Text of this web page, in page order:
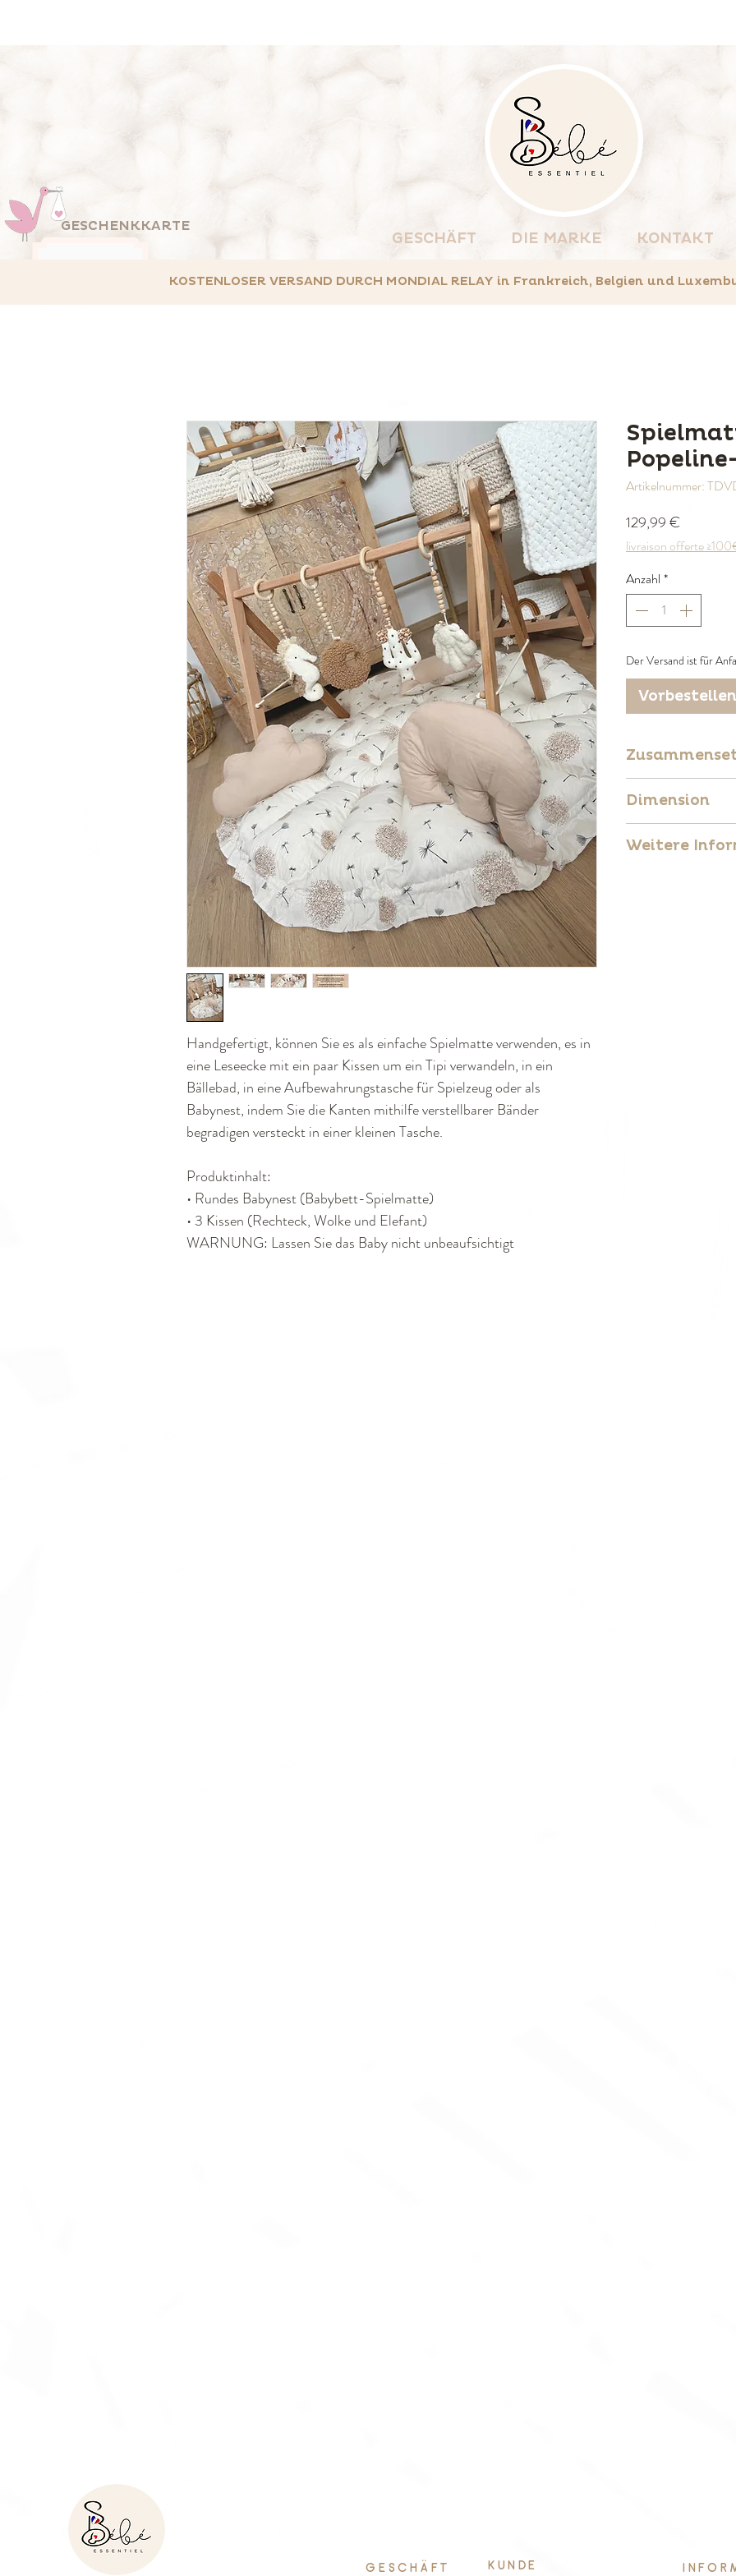
GESCHENKKARTE
GESCHÄFT DIE MARKE KONTAKT
KOSTENLOSER VERSAND DURCH MONDIAL RELAY in Frankreich, Belgien und
Handgefertigt, können Sie es als einfache Spielmatte verwenden, es in
eine Leseecke mit ein paar Kissen um ein Tipi verwandeln, in ein
Bällebad, in eine Aufbewahrungstasche für Spielzeug oder als
Babynest, indem Sie die Kanten mithilfe verstellbarer Bänder
begradigen versteckt in einer kleinen Tasche.
Produktinhalt:
• Rundes Babynest (Babybett-Spielmatte)
• 3 Kissen (Rechteck, Wolke und Elefant)
WARNUNG: Lassen Sie das Baby nicht unbeaufsichtigt
Artikelnummer:
129,99 €Preis
livraison offerte
Anzahl *
Der Versand ist für
Vorbestellen
ökologischen
enthält keine
Polsterung aus
Dimension
Babynest 65 cm
Weitere
GESCHÄFT KUNDE